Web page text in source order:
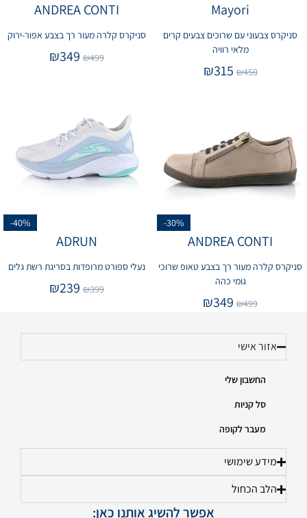
Mayori
סניקרס צבעוני עם שרוכים צבעים קרים
מלאי רוויה
₪450
₪315
ANDREA CONTI
סניקרס קלרה מעור רך בצבע אפור-ירוק
₪499
₪349
-30%
ANDREA CONTI
סניקרס קלרה מעור רך בצבע טאופ שרוכי
גומי כהה
₪499
₪349
-40%
ADRUN
נעלי ספורט מרופדות בסריגת רשת גלים
₪399
₪239
אזור אישי
החשבון שלי
סל קניות
מעבר לקופה
מידע שימושי
הלב הכחול
אפשר להשיג אותנו כאן: